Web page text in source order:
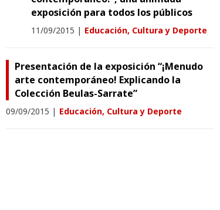
exposición para todos los públicos
11/09/2015 | Educación, Cultura y Deporte
Presentación de la exposición “¡Menudo
arte contemporáneo! Explicando la
Colección Beulas-Sarrate”
09/09/2015 | Educación, Cultura y Deporte